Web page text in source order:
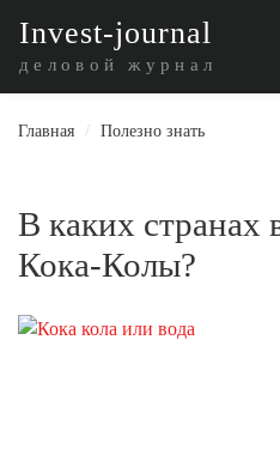
Invest-journal
деловой журнал
Главная / Полезно знать
В каких странах
Кока-Колы?